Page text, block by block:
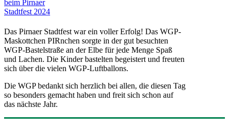
Das Pirnaer Stadtfest war ein voller Erfolg! Das WGP-
Maskottchen PIRnchen sorgte in der gut besuchten
WGP-Bastelstraße an der Elbe für jede Menge Spaß
und Lachen. Die Kinder bastelten begeistert und freuten
sich über die vielen WGP-Luftballons.
Die WGP bedankt sich herzlich bei allen, die diesen Tag
so besonders gemacht haben und freit sich schon auf
das nächste Jahr.